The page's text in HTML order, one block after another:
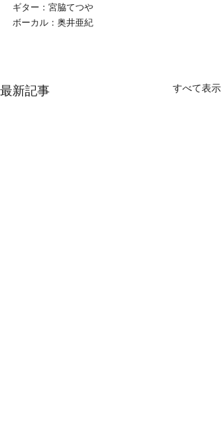
ギター：宮脇てつや
ボーカル：奥井亜紀
最新記事 すべて表示